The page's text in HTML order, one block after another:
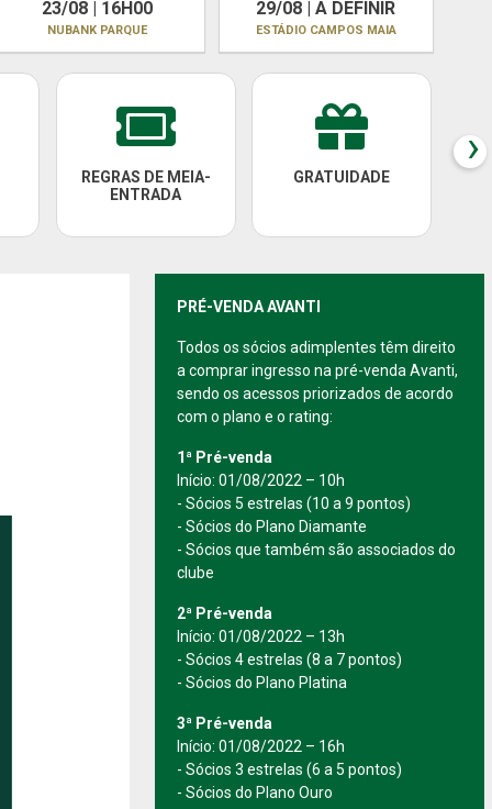
23/08 | 16H00
NUBANK PARQUE
29/08 | A DEFINIR
ESTÁDIO CAMPOS MAIA
REGRAS DE MEIA-
ENTRADA
GRATUIDADE
›
PRÉ-VENDA AVANTI
Todos os sócios adimplentes têm direito
a comprar ingresso na pré-venda Avanti,
sendo os acessos priorizados de acordo
com o plano e o rating:
1ª Pré-venda
Início: 01/08/2022 – 10h
- Sócios 5 estrelas (10 a 9 pontos)
- Sócios do Plano Diamante
- Sócios que também são associados do
clube
2ª Pré-venda
Início: 01/08/2022 – 13h
- Sócios 4 estrelas (8 a 7 pontos)
- Sócios do Plano Platina
3ª Pré-venda
Início: 01/08/2022 – 16h
- Sócios 3 estrelas (6 a 5 pontos)
- Sócios do Plano Ouro